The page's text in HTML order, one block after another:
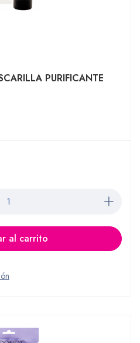
PURIFICANTE
al carrito